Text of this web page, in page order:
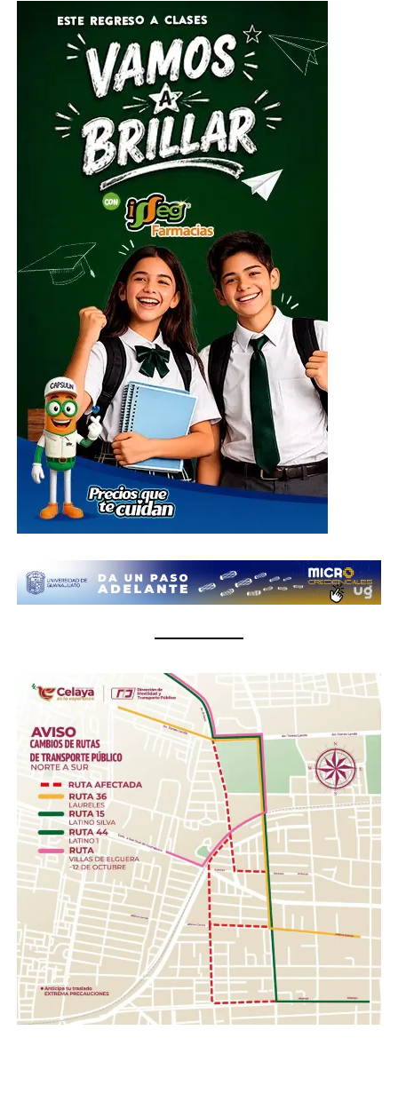
Por su parte, el Director General del Sistema DIF Estatal
Guanajuato, José Alfonso Borja Pimentel, explicó que se
estarán recibiendo alimentos no perecederos, artículos
de higiene personal, insumos de limpieza y
herramientas, mismos que serán clasificados y
embalados para su posterior entrega al Sistema
Nacional DIF, instancia encargada de coordinar el envío
del apoyo humanitario.
ADVERTISEMENT
El centro de acopio principal estará ubicado en el
Parque Guanajuato Bicentenario, localizado en la
carretera de cuota kilómetro 3.8, comunidad Los
Rodríguez, en el municipio de Silao; además de las
oficinas del Sistema DIF Estatal Guanajuato ubicadas en
Paseo de la Presa # 89-A, Zona Centro, en la ciudad de
Guanajuato; así como en las instalaciones de los 46
Sistemas DIF Municipales del estado, donde las
donaciones podrán entregarse del 1 al 10 de julio, en un
¿Qué se puede donar?
Insumos de limpieza.- Aromatizante, detergente,
cloro, desinfectantes, escobas, trapeadores,
cubetas, jergas.
Higiene personal.- Shampoo, pasta dental, jabón de
barra, toallas húmedas, toallas sanitarias, rastrillos.
Herramientas .- Pala, pico, guantes, linternas,
cascos, pilas.
Con esta acción, el Gobierno de la Gente, a través del
Sistema DIF Estatal Guanajuato y el Voluntariado de la
Gente, fortalece los valores de solidaridad, empatía y
unión entre las familias guanajuatenses, impulsando una
red de apoyo que permita llevar esperanza y ayuda a
quienes hoy enfrentan una de las situaciones más
complejas de su historia reciente.